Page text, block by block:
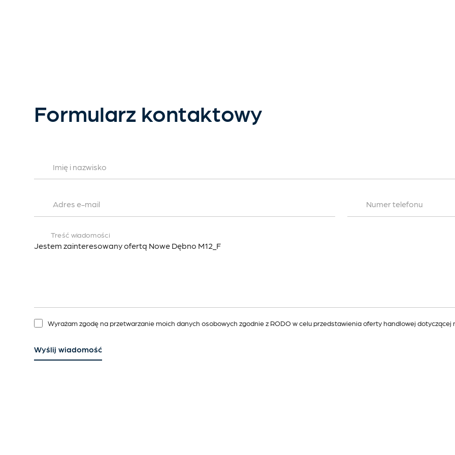
Formularz kontaktowy
Imię i nazwisko
Adres e-mail Numer telefonu
Treść wiadomości
Wyrażam zgodę na przetwarzanie moich danych osobowych zgodnie z RODO w celu przedstawienia oferty handlowej dotyczącej